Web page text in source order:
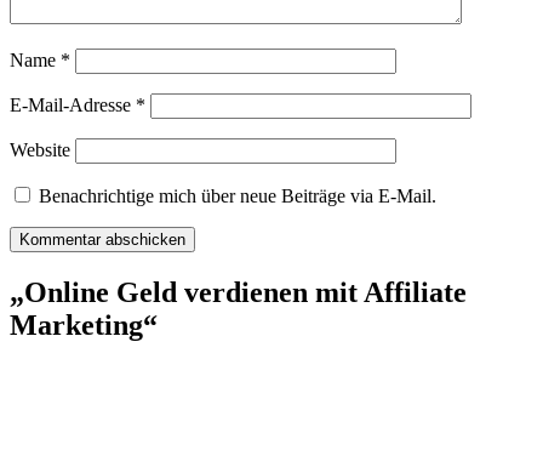
Name *
E-Mail-Adresse *
Website
Benachrichtige mich über neue Beiträge via E-Mail.
„Online Geld verdienen mit Affiliate
Marketing“